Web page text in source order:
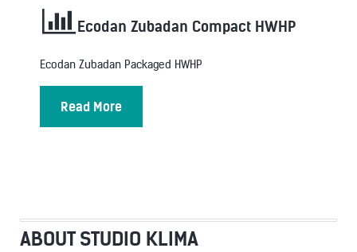
Ecodan Zubadan Compact HWHP
Ecodan Zubadan Packaged HWHP
Read More
ABOUT STUDIO KLIMA